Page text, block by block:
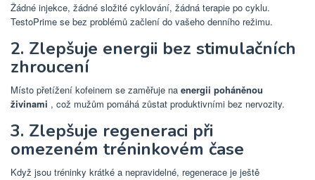
Žádné injekce, žádné složité cyklování, žádná terapie po cyklu.
TestoPrime se bez problémů začlení do vašeho denního režimu.
2. Zlepšuje energii bez stimulačních
zhroucení
Místo přetížení kofeinem se zaměřuje na energii poháněnou
živinami , což mužům pomáhá zůstat produktivními bez nervozity.
3. Zlepšuje regeneraci při
omezeném tréninkovém čase
Když jsou tréninky krátké a nepravidelné, regenerace je ještě